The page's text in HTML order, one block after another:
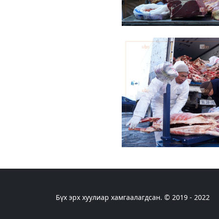
Бүх эрх хуулиар хамгаалагдсан. © 2019 - 2022